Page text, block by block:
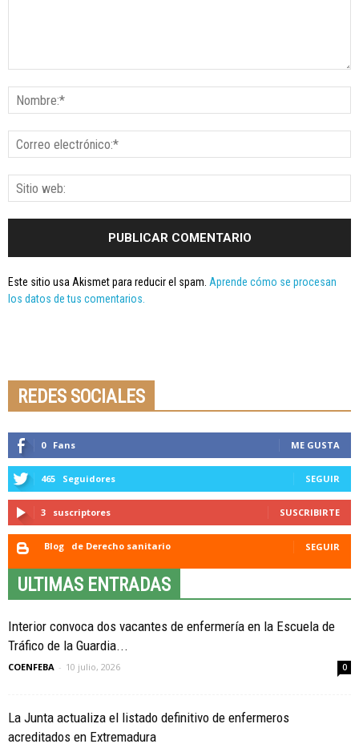
Este sitio usa Akismet para reducir el spam. Aprende cómo se procesan
los datos de tus comentarios.
REDES SOCIALES
0 Fans ME GUSTA
465 Seguidores SEGUIR
3 suscriptores SUSCRIBIRTE
Blog de Derecho sanitario SEGUIR
ULTIMAS ENTRADAS
Interior convoca dos vacantes de enfermería en la Escuela de
Tráfico de la Guardia...
COENFEBA - 10 julio, 2026 0
La Junta actualiza el listado definitivo de enfermeros
acreditados en Extremadura